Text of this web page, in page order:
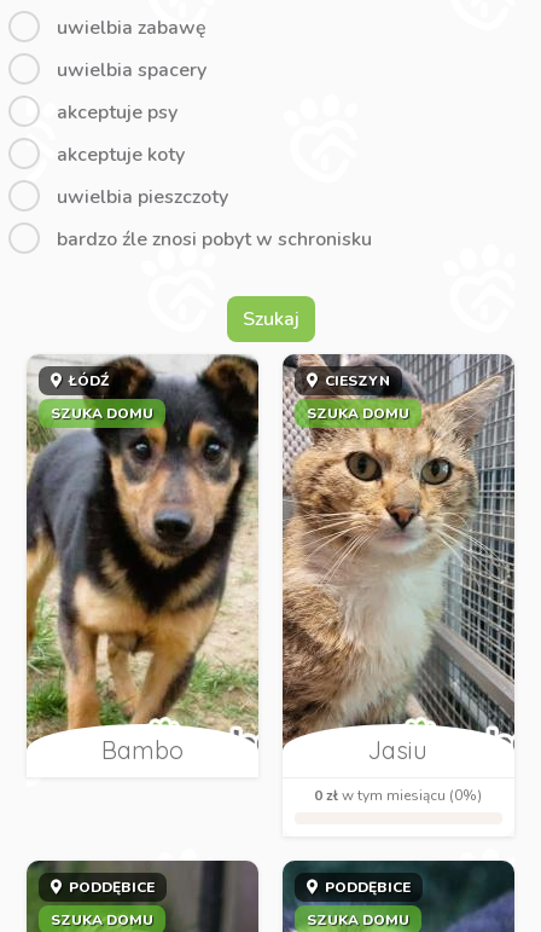
uwielbia zabawę
uwielbia spacery
akceptuje psy
akceptuje koty
uwielbia pieszczoty
bardzo źle znosi pobyt w schronisku
Szukaj
ŁÓDŹ
SZUKA DOMU
Bambo
CIESZYN
SZUKA DOMU
Jasiu
0 złw tym miesiącu (0%)
PODDĘBICE
SZUKA DOMU
PODDĘBICE
SZUKA DOMU